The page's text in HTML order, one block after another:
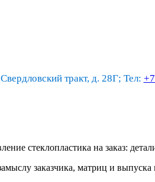
тракт, д. 28Г; Тел:
стеклопластика на заказ:
заказчика, матриц и